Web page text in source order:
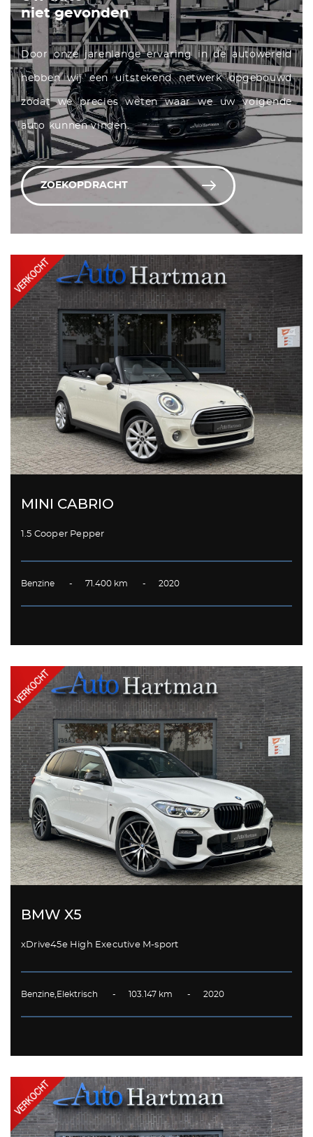
niet gevonden
Door onze jarenlange ervaring in de autowereld
hebben wij een uitstekend netwerk opgebouwd
zodat we precies weten waar we uw volgende
auto kunnen vinden.
ZOEKOPDRACHT
MINI CABRIO
1.5 Cooper Pepper
Benzine - 71.400 km - 2020
BMW X5
xDrive45e High Executive M-sport
Benzine,Elektrisch - 103.147 km - 2020